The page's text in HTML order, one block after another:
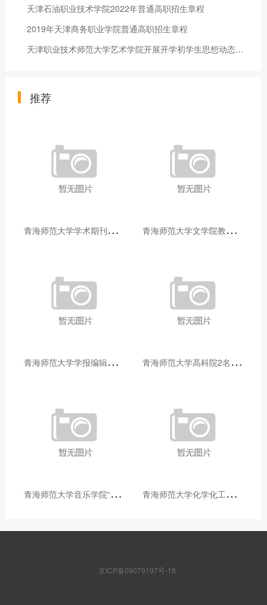
天津石油职业技术学院2022年普通高职招生章程
2019年天津商务职业学院普通高职招生章程
天津职业技术师范大学艺术学院开展开学初学生思想动态调研暨学风建设动员会
推荐
青
海师范大学学术期刊两个专栏入选2025年青海省期刊重点专栏 青
海师范大学文学院教师赴山东省相关高校和学术机构交流学习
青
海师范大学学报编辑部赴大通县城关镇上毛佰胜村开展帮扶慰问活动 青
海师范大学高科院2名专家当选中国科学院院士
青
海师范大学音乐学院“青舞华章”本科舞蹈专业中期汇报圆满落幕 青
海师范大学化学化工学院开展铸牢中华民族共同体意识大讲堂活动
京ICP备09079197号-18